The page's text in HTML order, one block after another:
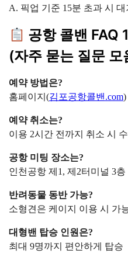
A. 픽업 기준 15분 초과 시
공항 콜밴 FAQ
(자주 묻는 질문 모
예약 방법은?
홈페이지(김포공항콜밴.com)
예약 취소는?
이용 2시간 전까지 취소 시
공항 미팅 장소는?
인천공항 제1, 제2터미널 3층
반려동물 동반 가능?
소형견은 케이지 이용 시 가
대형밴 탑승 인원은?
최대 9명까지 편안하게 탑승